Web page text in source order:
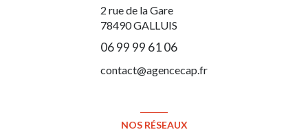
2 rue de la Gare
78490GALLUIS
06 99 99 61 06
contact@agencecap.fr
NOS RÉSEAUX